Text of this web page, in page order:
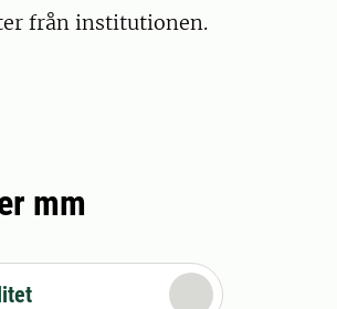
från institutionen.
mm